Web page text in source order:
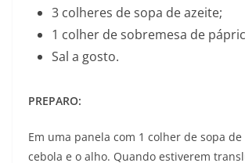
3 colheres de sopa de azeite;
1 colher de sobremesa de
Sal a gosto.
PREPARO:⠀
Em uma panela com 1 colher de sopa de
cebola e o alho. Quando estiverem